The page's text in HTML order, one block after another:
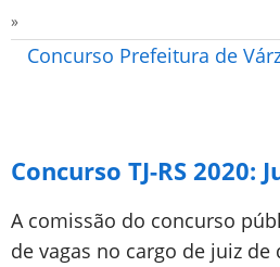
»
Concurso Prefeitura de
Concurso TJ-RS 2020:
A comissão do concurso
de vagas no cargo de juiz